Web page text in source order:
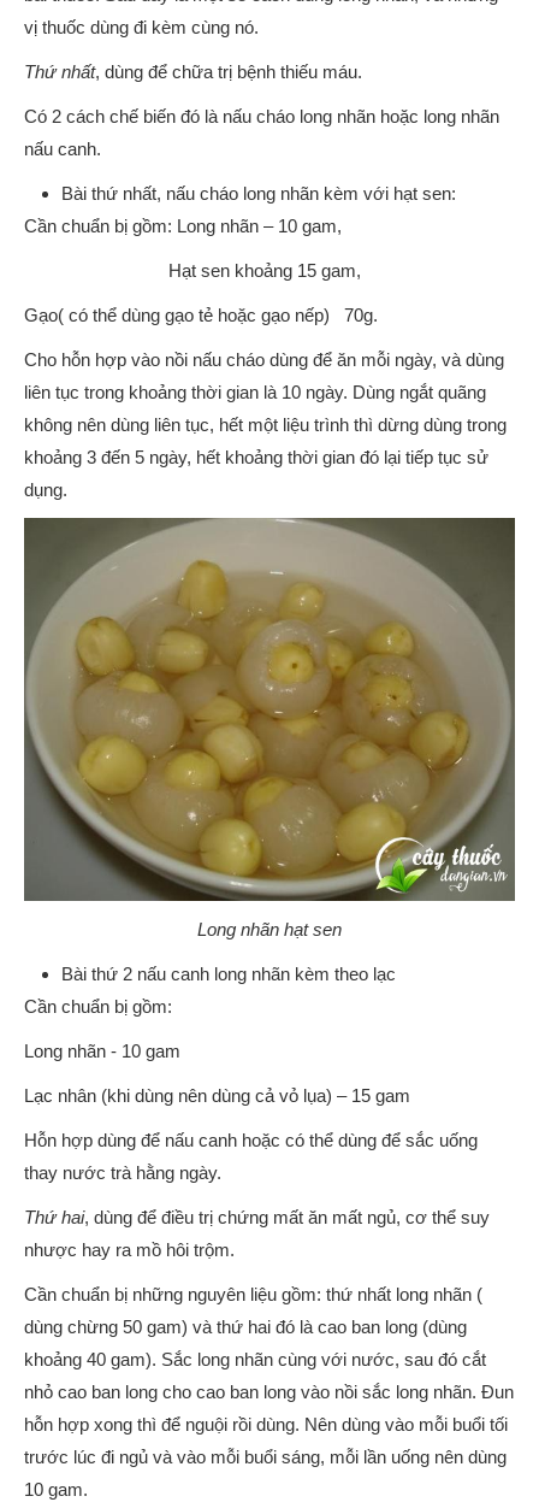
vị thuốc dùng đi kèm cùng nó.
Thứ nhất, dùng để chữa trị bệnh thiếu máu.
Có 2 cách chế biến đó là nấu cháo long nhãn hoặc long nhãn
nấu canh.
Bài thứ nhất, nấu cháo long nhãn kèm với hạt sen:
Cần chuẩn bị gồm: Long nhãn – 10 gam,
Hạt sen khoảng 15 gam,
Gạo( có thể dùng gạo tẻ hoặc gạo nếp) 70g.
Cho hỗn hợp vào nồi nấu cháo dùng để ăn mỗi ngày, và dùng
liên tục trong khoảng thời gian là 10 ngày. Dùng ngắt quãng
không nên dùng liên tục, hết một liệu trình thì dừng dùng trong
khoảng 3 đến 5 ngày, hết khoảng thời gian đó lại tiếp tục sử
dụng.
Long nhãn hạt sen
Bài thứ 2 nấu canh long nhãn kèm theo lạc
Cần chuẩn bị gồm:
Long nhãn - 10 gam
Lạc nhân (khi dùng nên dùng cả vỏ lụa) – 15 gam
Hỗn hợp dùng để nấu canh hoặc có thể dùng để sắc uống
thay nước trà hằng ngày.
Thứ hai, dùng để điều trị chứng mất ăn mất ngủ, cơ thể suy
nhược hay ra mồ hôi trộm.
Cần chuẩn bị những nguyên liệu gồm: thứ nhất long nhãn (
dùng chừng 50 gam) và thứ hai đó là cao ban long (dùng
khoảng 40 gam). Sắc long nhãn cùng với nước, sau đó cắt
nhỏ cao ban long cho cao ban long vào nồi sắc long nhãn. Đun
hỗn hợp xong thì để nguội rồi dùng. Nên dùng vào mỗi buổi tối
trước lúc đi ngủ và vào mỗi buổi sáng, mỗi lần uống nên dùng
10 gam.